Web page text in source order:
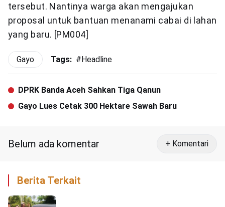
tersebut. Nantinya warga akan mengajukan
proposal untuk bantuan menanami cabai di lahan
yang baru. [PM004]
Gayo Tags: #Headline
DPRK Banda Aceh Sahkan Tiga Qanun
Gayo Lues Cetak 300 Hektare Sawah Baru
Belum ada komentar + Komentari
Berita Terkait